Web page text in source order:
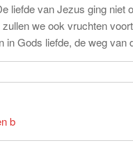
liefde van Jezus ging
we ook vruchten
in Gods liefde, de weg
b